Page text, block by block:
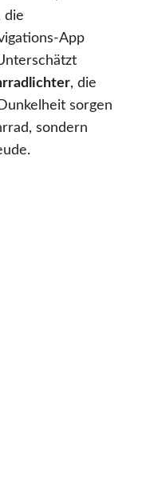
die
App
, die
sorgen
sondern